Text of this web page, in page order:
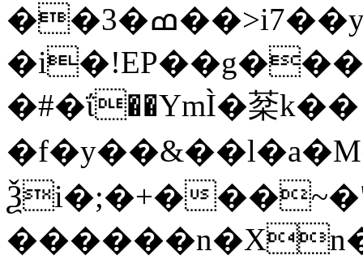
��3�ߘ��>i7��yޠH�G�ٳN�=�<�$]
�#�ΐ��YmÌ�棻k��
Ѯi�;�+�